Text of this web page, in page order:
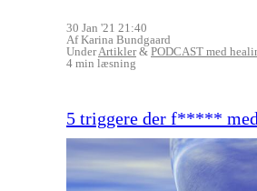
30 Jan '21 21:40
Af Karina Bundgaard
UnderArtikler&PODCAST med
4 min læsning
5 triggere der f*****